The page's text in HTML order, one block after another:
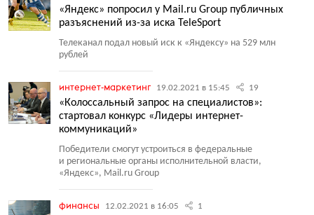
«Яндекс» попросил у Mail.ru Group публичных
разъяснений из-за иска TeleSport
Телеканал подал новый иск к «Яндексу» на 529 млн
рублей
интернет-маркетинг 19.02.2021 в 15:45 19
«Колоссальный запрос на специалистов»:
стартовал конкурс «Лидеры интернет-
коммуникаций»
Победители смогут устроиться в федеральные
и региональные органы исполнительной власти,
«Яндекс», Mail.ru Group
финансы 12.02.2021 в 16:05 1